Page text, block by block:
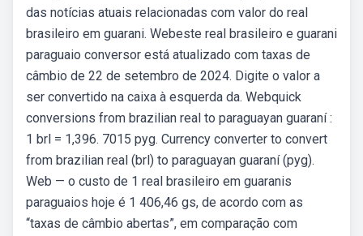
das notícias atuais relacionadas com valor do real
brasileiro em guarani. Webeste real brasileiro e guarani
paraguaio conversor está atualizado com taxas de
câmbio de 22 de setembro de 2024. Digite o valor a
ser convertido na caixa à esquerda da. Webquick
conversions from brazilian real to paraguayan guaraní :
1 brl = 1,396. 7015 pyg. Currency converter to convert
from brazilian real (brl) to paraguayan guaraní (pyg).
Web — o custo de 1 real brasileiro em guaranis
paraguaios hoje é 1 406,46 gs, de acordo com as
“taxas de câmbio abertas”, em comparação com